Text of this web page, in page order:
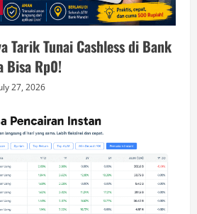
Tarik Tunai Cashless di Bank
Bisa Rp0!
27, 2026